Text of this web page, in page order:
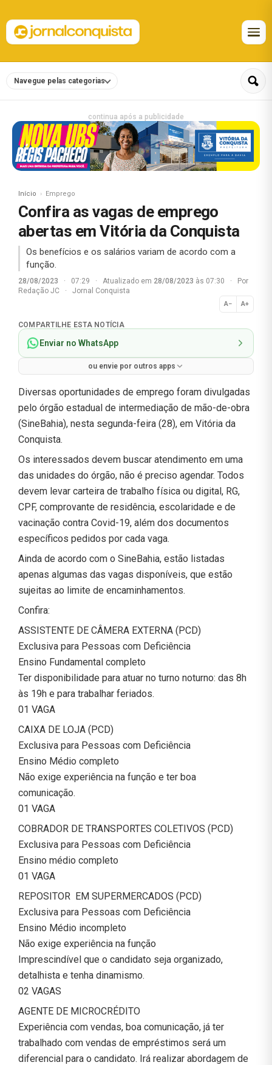
Navegue pelas categorias
continua após a publicidade
Início Emprego
Confira as vagas de emprego
abertas em Vitória da Conquista
Os benefícios e os salários variam de acordo com a
função.
28/08/2023 · 07:29 · Atualizado em 28/08/2023 às 07:30 ·
Por
Redação JC
· Jornal Conquista
A− A+
Normal
COMPARTILHE ESTA NOTÍCIA
Enviar no WhatsApp
ou envie por outros apps
Diversas oportunidades de emprego foram divulgadas
pelo órgão estadual de intermediação de mão-de-obra
(SineBahia), nesta segunda-feira (28), em Vitória da
Conquista.
Os interessados devem buscar atendimento em uma
das unidades do órgão, não é preciso agendar. Todos
devem levar carteira de trabalho física ou digital, RG,
CPF, comprovante de residência, escolaridade e de
vacinação contra Covid-19, além dos documentos
específicos pedidos por cada vaga.
Ainda de acordo com o SineBahia, estão listadas
apenas algumas das vagas disponíveis, que estão
sujeitas ao limite de encaminhamentos.
Confira:
ASSISTENTE DE CÂMERA EXTERNA (PCD)
Exclusiva para Pessoas com Deficiência
Ensino Fundamental completo
Ter disponibilidade para atuar no turno noturno: das 8h
às 19h e para trabalhar feriados.
01 VAGA
CAIXA DE LOJA (PCD)
Exclusiva para Pessoas com Deficiência
Ensino Médio completo
Não exige experiência na função e ter boa
comunicação.
01 VAGA
COBRADOR DE TRANSPORTES COLETIVOS (PCD)
Exclusiva para Pessoas com Deficiência
Ensino médio completo
01 VAGA
REPOSITOR EM SUPERMERCADOS (PCD)
Exclusiva para Pessoas com Deficiência
Ensino Médio incompleto
Não exige experiência na função
Imprescindível que o candidato seja organizado,
detalhista e tenha dinamismo.
02 VAGAS
AGENTE DE MICROCRÉDITO
Experiência com vendas, boa comunicação, já ter
trabalhado com vendas de empréstimos será um
diferencial para o candidato. Irá realizar abordagem de